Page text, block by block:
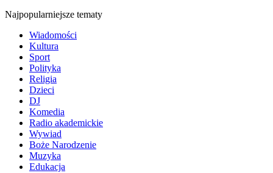
Najpopularniejsze tematy
Wiadomości
Kultura
Sport
Polityka
Religia
Dzieci
DJ
Komedia
Radio akademickie
Wywiad
Boże Narodzenie
Muzyka
Edukacja